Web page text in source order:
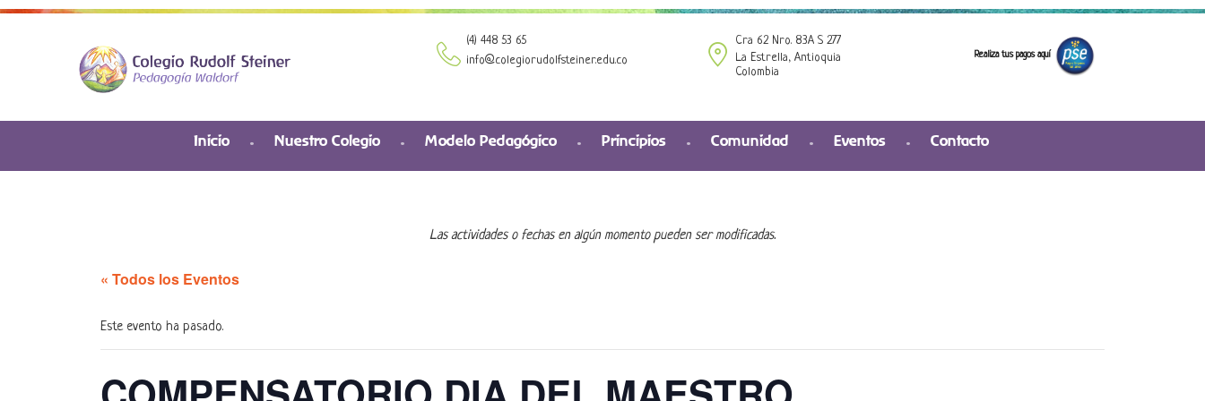
(4) 448 53 65
info@colegiorudolfsteiner.edu.co
Cra 62 Nro. 83A S 277
La Estrella, Antioquia
Colombia
Realiza tus pagos aquí
Inicio Nuestro Colegio Modelo Pedagógico Principios Comunidad Eventos Contacto
Las actividades o fechas en algún momento pueden ser modificadas.
« Todos los Eventos
Este evento ha pasado.